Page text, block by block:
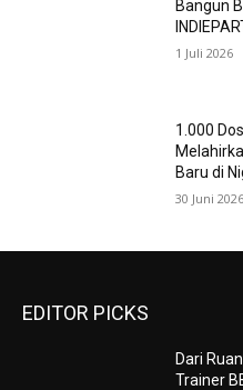
Bangun
1 Juli 2026
1.000
Baru di
30 Juni 2026
EDITOR PICKS
Dari
Trainer